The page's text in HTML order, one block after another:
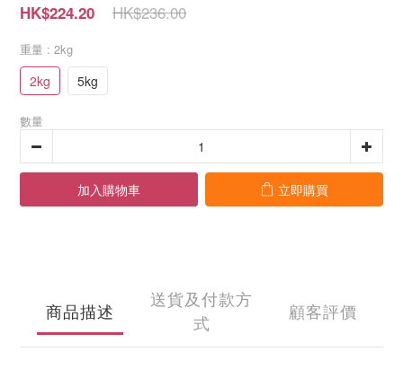
HK$236.00
HK$224.20
重量 : 2kg
2kg 5kg
數量
加入購物車 立即購買
商品描述
送貨及付款方
式
顧客評價